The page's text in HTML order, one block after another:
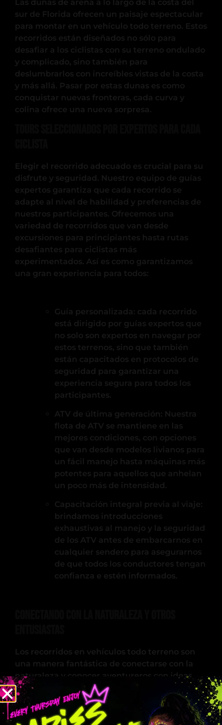
Las dunas de arena a lo largo de la costa del
sur de Florida ofrecen un paisaje espectacular
para montar en un vehículo todo terreno. Estos
recorridos están diseñados no sólo para
desafiar a los ciclistas con su terreno ondulado
y complicado, sino también para
deslumbrarlos con increíbles vistas de la costa
y más allá. Pasar por estas dunas es como
conquistar nuevas fronteras, cada curva y
colina ofrece una nueva sorpresa.
Elegir el recorrido adecuado es crucial para su
disfrute y seguridad. Nuestro equipo de guías
expertos garantiza que cada recorrido se
adapte al nivel de habilidad y preferencias de
nuestros participantes. Ofrecemos una
variedad de recorridos que van desde
excursiones para principiantes hasta rutas
desafiantes para ciclistas más
experimentados. Así es como garantizamos
una gran experiencia para todos:
Guía personalizada: cada recorrido
está dirigido por guías expertos que
no solo son expertos en navegar por
estos terrenos, sino que también
están capacitados en protocolos de
seguridad para garantizar una
experiencia segura para todos los
participantes.
ATV de última generación: Nuestra
flota de ATV se mantiene en las
mejores condiciones, con opciones
que van desde modelos livianos para
un fácil manejo hasta máquinas más
potentes para aquellos que anhelan
un poco más de intensidad.
Capacitación integral previa al viaje:
brindamos introducciones
exhaustivas al manejo y la seguridad
de los ATV antes de embarcarnos en
cualquier sendero para asegurarnos
de que todos los conductores tengan
confianza e estén informados.
Los recorridos en vehículos todo terreno son
una manera fantástica de conectarse con la
naturaleza y conocer aventureros con ideas
afines. Los senderos recorren algunas de las
zonas más serenas y vírgenes del sur de
Florida, a menudo inaccesibles a pie o en